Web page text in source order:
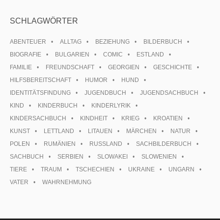
SCHLAGWÖRTER
ABENTEUER ALLTAG BEZIEHUNG
BILDERBUCH
BIOGRAFIE
BULGARIEN COMIC
ESTLAND
FAMILIE
FREUNDSCHAFT GEORGIEN
GESCHICHTE
HILFSBEREITSCHAFT
HUMOR
HUND
IDENTITÄTSFINDUNG
JUGENDBUCH
JUGENDSACHBUCH
KIND
KINDERBUCH
KINDERLYRIK
KINDERSACHBUCH
KINDHEIT KRIEG
KROATIEN
KUNST
LETTLAND LITAUEN MÄRCHEN
NATUR
POLEN
RUMÄNIEN RUSSLAND
SACHBILDERBUCH
SACHBUCH
SERBIEN SLOWAKEI
SLOWENIEN
TIERE
TRAUM TSCHECHIEN UKRAINE
UNGARN
VATER
WAHRNEHMUNG